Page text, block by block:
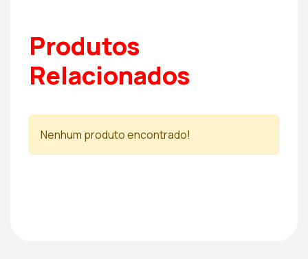
Produtos
Relacionados
Nenhum produto encontrado!